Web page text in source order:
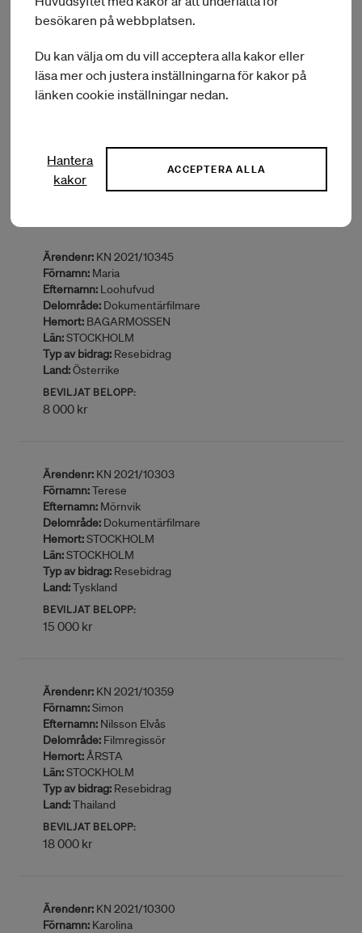
Ärendenr:KN 2021/10286
Förnamn:Melissa
Delområde:Övriga
Hemort:HÄGERSTEN
Län:
STOCKHOLM
Typ av bidrag:Kulturutbyte i Sverige
Khoury Mendelek och Harri Shanahan och Siân Williams
BEVILJAT BELOPP:
Ärendenr: KN 2021/10345
Förnamn: Maria
Efternamn: Loohufvud
Delområde: Dokumentärfilmare
Hemort: BAGARMOSSEN
Län:STOCKHOLM
Typ av bidrag: Resebidrag
Land:Österrike
BEVILJAT BELOPP:
8 000 kr
Ärendenr: KN 2021/10303
Förnamn:Terese
Efternamn: Mörnvik
Delområde: Dokumentärfilmare
Hemort:STOCKHOLM
Län:STOCKHOLM
Typ av bidrag: Resebidrag
Land:Tyskland
BEVILJAT BELOPP:
15 000 kr
Ärendenr: KN 2021/10359
Förnamn:Simon
Efternamn: Nilsson Elvås
Delområde: Filmregissör
Hemort:ÅRSTA
Län:STOCKHOLM
Typ av bidrag: Resebidrag
Land:Thailand
BEVILJAT BELOPP:
18 000 kr
Ärendenr: KN 2021/10300
Förnamn: Karolina
besökaren på webbplatsen.
Du kan välja om du vill acceptera alla kakor eller
läsa mer och justera inställningarna för kakor på
länken cookie inställningar nedan.
Hantera
kakor
ACCEPTERA ALLA